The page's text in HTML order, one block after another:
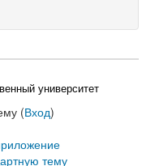
университет
(Вход)
тему